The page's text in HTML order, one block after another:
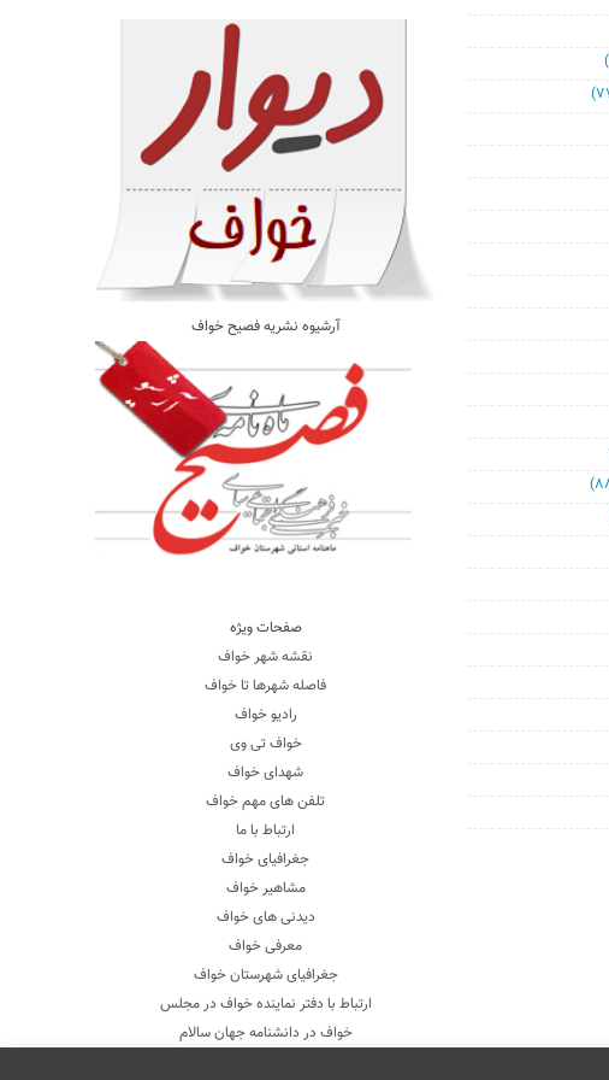
آرشیوه نشریه فصیح خواف
صفحات ویژه
نقشه شهر خواف
فاصله شهرها تا خواف
رادیو خواف
خواف تی وی
شهدای خواف
تلفن های مهم خواف
ارتباط با ما
جغرافیای خواف
مشاهیر خواف
دیدنی های خواف
معرفی خواف
جغرافیای شهرستان خواف
ارتباط با دفتر نماینده خواف در مجلس
خواف در دانشنامه جهان سالام